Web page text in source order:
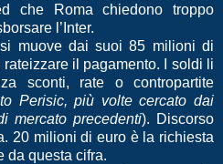
che Roma chiedono troppo
l’Inter.
si muove dai suoi 85 milioni di
il pagamento. I soldi li
sconti, rate o contropartite
Perisic, più volte cercato dai
mercato precedenti). Discorso
20 milioni di euro è la richiesta
da questa cifra.